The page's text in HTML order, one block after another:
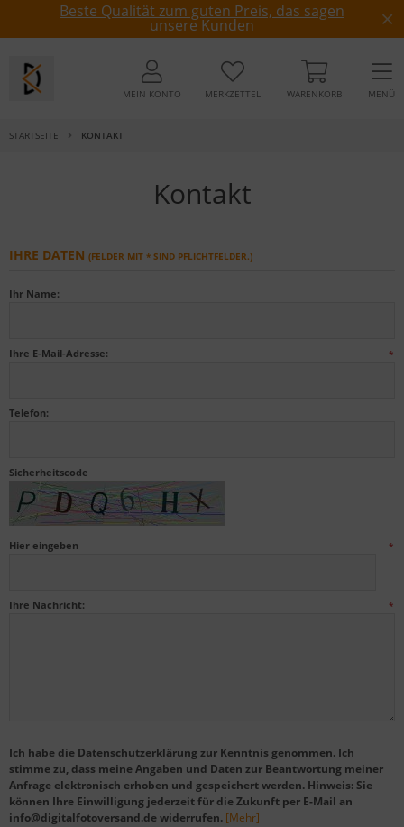
Beste Qualität zum guten Preis, das sagen
unsere Kunden
MEIN KONTO MERKZETTEL WARENKORB MENÜ
STARTSEITE KONTAKT
Kontakt
IHRE DATEN (FELDER MIT * SIND PFLICHTFELDER.)
Ihr Name:
Ihre E-Mail-Adresse: *
Telefon:
Sicherheitscode
Hier eingeben *
Ihre Nachricht: *
Ich habe die Datenschutzerklärung zur Kenntnis genommen. Ich
stimme zu, dass meine Angaben und Daten zur Beantwortung meiner
Anfrage elektronisch erhoben und gespeichert werden. Hinweis: Sie
können Ihre Einwilligung jederzeit für die Zukunft per E-Mail an
info@digitalfotoversand.de widerrufen. [Mehr]